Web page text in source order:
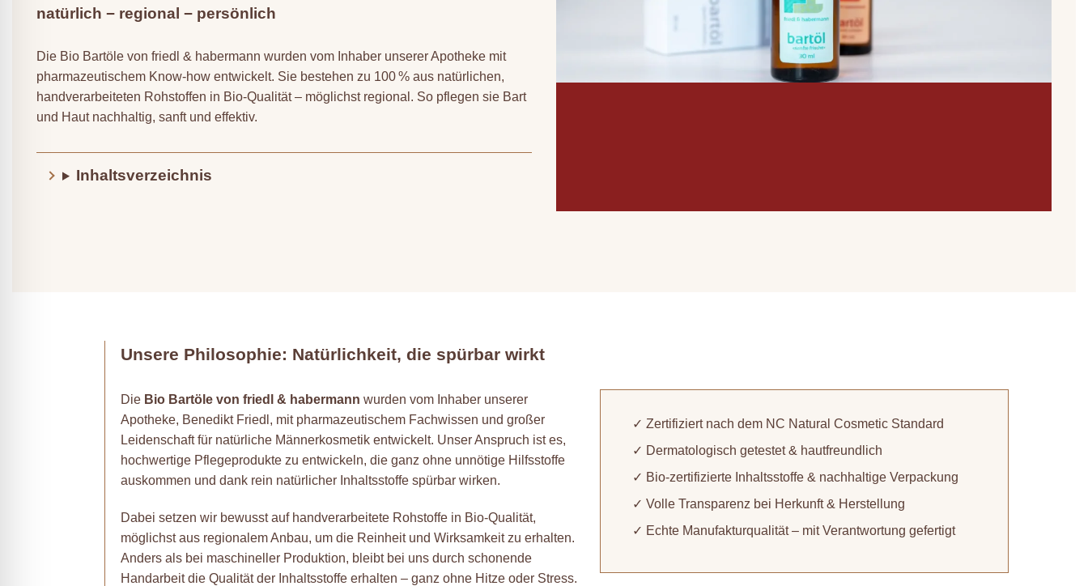
natürlich − regional − persönlich
Die Bio Bartöle von friedl & habermann wurden vom Inhaber unserer Apotheke mit
pharmazeutischem Know-how entwickelt. Sie bestehen zu 100 % aus natürlichen,
handverarbeiteten Rohstoffen in Bio-Qualität – möglichst regional. So pflegen sie Bart
und Haut nachhaltig, sanft und effektiv.
Inhaltsverzeichnis
Unsere Philosophie: Natürlichkeit, die spürbar wirkt
Die Bio Bartöle von friedl & habermann wurden vom Inhaber unserer
Apotheke, Benedikt Friedl, mit pharmazeutischem Fachwissen und großer
Leidenschaft für natürliche Männerkosmetik entwickelt. Unser Anspruch ist es,
hochwertige Pflegeprodukte zu entwickeln, die ganz ohne unnötige Hilfsstoffe
auskommen und dank rein natürlicher Inhaltsstoffe spürbar wirken.
Dabei setzen wir bewusst auf handverarbeitete Rohstoffe in Bio-Qualität,
möglichst aus regionalem Anbau, um die Reinheit und Wirksamkeit zu erhalten.
Anders als bei maschineller Produktion, bleibt bei uns durch schonende
Handarbeit die Qualität der Inhaltsstoffe erhalten – ganz ohne Hitze oder Stress.
✓ Zertifiziert nach dem NC Natural Cosmetic Standard
✓ Dermatologisch getestet & hautfreundlich
✓ Bio-zertifizierte Inhaltsstoffe & nachhaltige Verpackung
✓ Volle Transparenz bei Herkunft & Herstellung
✓ Echte Manufakturqualität – mit Verantwortung gefertigt